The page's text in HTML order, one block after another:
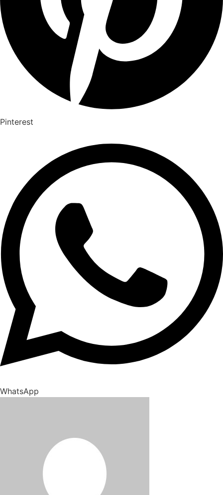
Pinterest
WhatsApp